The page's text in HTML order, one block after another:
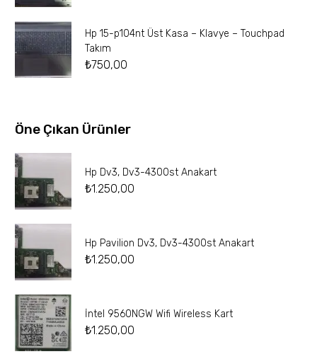
Hp 15-p104nt Üst Kasa – Klavye – Touchpad
Takım
₺750,00
Öne Çıkan Ürünler
Hp Dv3, Dv3-4300st Anakart
₺1.250,00
Hp Pavilion Dv3, Dv3-4300st Anakart
₺1.250,00
İntel 9560NGW Wifi Wireless Kart
₺1.250,00